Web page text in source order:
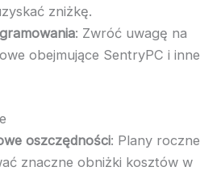
zniżkę.
: Zwróć uwagę na
obejmujące SentryPC i inne
oszczędności: Plany roczne
znaczne obniżki kosztów w